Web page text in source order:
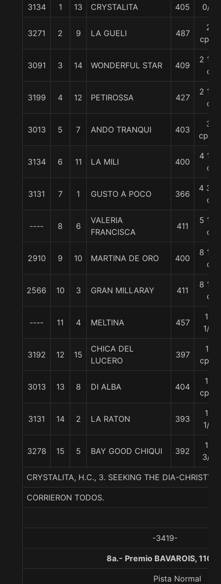
3134 1 13 CRYSTALITA 405 0/0
3271 2 9 LA GUELI 487
2
cpos
3091 3 14 WONDERFUL STAR 409
2 1/4
c
3199 4 12 PETIROSSA 427
2 1/4
c
3013 5 7 ANDO TRANQUI 403
3
cpos.
3134 6 11 LA MILI 400
4 1/2
c
3131 7 1 GUSTO A POCO 366
4 3/4
c
---- 8 6
VALERIA
FRANCISCA
411
5 1/4
c
2910 9 10 MARTINA DE ORO 400
8 1/4
c
2566 10 3 GRAN MILLARAY 411
8 1/2
c
---- 11 4 MELTINA 457
10
1/2
3192 12 15
CHICA DEL
LUCERO
397
11
cpos
3013 13 8 DI ALBA 404
12
cpos
3131 14 2 LA RATON 393
12
1/2
3278 15 5 BAY GOOD CHIQUI 392
13
3/4
CRYSTALITA, H.C., 3. SEEKING THE DIA-CHRISTY-
CORRIERON TODOS.
-3419-
8a.- Premio BAVAROIS,
Pista Normal